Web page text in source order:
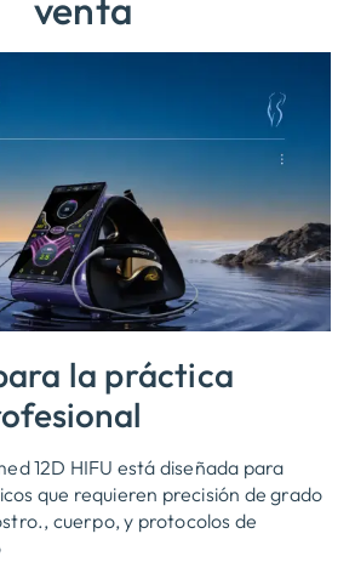
venta
la práctica
12D HIFU está diseñada para
que requieren precisión de grado
cuerpo, y protocolos de